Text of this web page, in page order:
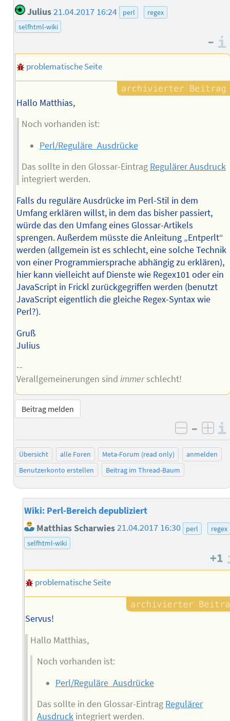
Julius21.04.2017 16:24 perl
regex
selfhtml-wiki
–
problematische Seite
Hallo Matthias,
Noch vorhanden ist:
Perl/Reguläre_Ausdrücke
Das sollte in den Glossar-Eintrag Regulärer Ausdruck
integriert werden.
Falls du reguläre Ausdrücke im Perl-Stil in dem
Umfang erklären willst, in dem das bisher passiert,
würde das den Umfang eines Glossar-Artikels
sprengen. Außerdem müsste die Anleitung „Entperlt“
werden (allgemein ist es schlecht, eine solche Technik
von einer Programmiersprache abhängig zu erklären),
hier kann vielleicht auf Dienste wie Regex101 oder ein
JavaScript in Frickl zurückgegriffen werden (benutzt
JavaScript eigentlich die gleiche Regex-Syntax wie
Perl?).
Gruß
Julius
--
Verallgemeinerungen sind immerschlecht!
Beitrag melden
negativ
–
Übersicht alle Foren Meta-Forum (read only)
anmelden
Benutzerkonto erstellen
Beitrag im Thread-Baum
Wiki: Perl-Bereich depubliziert
Matthias Scharwies21.04.2017 16:30 perl
regex
selfhtml-wiki
+1
problematische Seite
Servus!
Hallo Matthias,
Noch vorhanden ist:
Perl/Reguläre_Ausdrücke
Das sollte in den Glossar-Eintrag Regulärer
Ausdruck integriert werden.